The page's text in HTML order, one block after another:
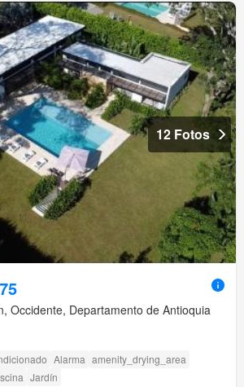
12 Fotos
Occidente, Departamento de Antioquia
Alarma amenity_drying_area
Jardín